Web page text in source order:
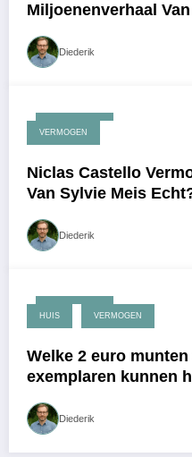
Miljoenenverhaal
Diederik
juni 24, 2026
VERMOGEN
Niclas Castello
Van Sylvie Meis
Diederik
juni 10, 2026
HUIS VERMOGEN
Welke 2 euro
exemplaren kunnen
Diederik